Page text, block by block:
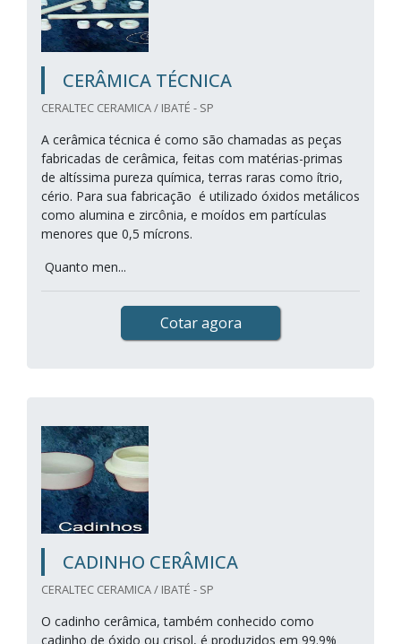
CERÂMICA TÉCNICA
CERALTEC CERAMICA / IBATÉ - SP
A cerâmica técnica é como são chamadas as peças
fabricadas de cerâmica, feitas com matérias-primas
de altíssima pureza química, terras raras como ítrio,
cério. Para sua fabricação é utilizado óxidos metálicos
como alumina e zircônia, e moídos em partículas
menores que 0,5 mícrons.
Quanto men...
Cotar agora
CADINHO CERÂMICA
CERALTEC CERAMICA / IBATÉ - SP
O cadinho cerâmica, também conhecido como
cadinho de óxido ou crisol, é produzidos em 99.9%